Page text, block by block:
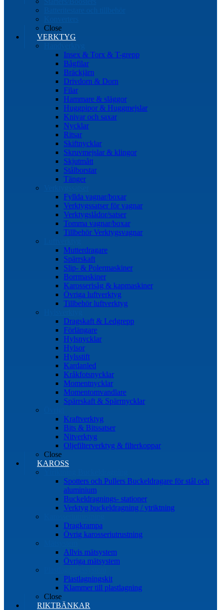
Close
VERKTYG
Insex & Torx & T-grepp
Bågfilar
Bräckjärn
Drivdorn & Dorn
Filar
Hammare & släggor
Huggpipor & Huggmejslar
Knivar och saxar
Nycklar
Ritsar
Skiftnycklar
Skruvmejslar & klingor
Skjutmått
Stålborstar
Tänger
Fyllda vagnar/boxar
Verktygssatser för vagnar
Verktygslådor/satser
Tomma vagnar/boxar
Tillbehör Verktygsvagnar
Mutterdragare
Spärrskaft
Slip- & Polermaskiner
Borrmaskiner
Karosserisåg & kapmaskiner
Övriga luftverktyg
Tillbehör luftverktyg
Dragskaft & Ledgrepp
Förlängare
Hylsnycklar
Hylsor
Hylsstift
Kardanled
Kråkfotsnycklar
Momentnycklar
Momentomvandlare
Spärrskaft & Spärrnycklar
Kraftverktyg
Bits & Bitssatser
Nitverktyg
Oljefilterverktyg & filterkoppar
Close
KAROSS
Spotters och Pullers Buckeldragare för stål och
aluminium
Buckeldragnings- stationer
Verktyg buckeldragning / ytriktning
Dragkrampa
Övrig karosseriutrustning
Allvis mätsystem
Övriga mätsystem
Plastlagningskit
Klammer till plastlagning
Close
RIKTBÄNKAR